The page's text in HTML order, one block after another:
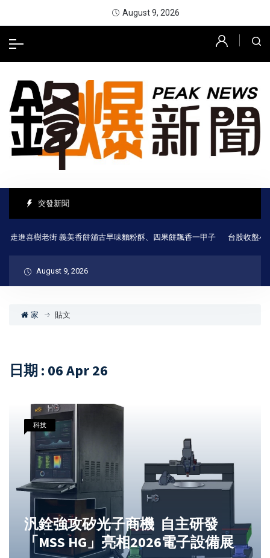
August 9, 2026
突發新聞
進喜樹老街 義美香餅舖古早味麵粉酥、四果餅飄香一甲子 台股收盤小
August 9, 2026
家 貼文
日期 : 06 Apr 26
科技
汎銓強攻矽光子商機 自主研發
「MSS HG」亮相2026電子設備展